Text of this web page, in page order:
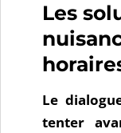
Les
Le
tenter